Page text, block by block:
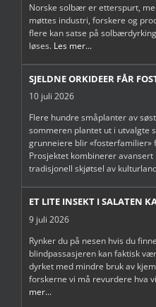
Norske solbær er etterspurt,
møttes industri, forskere og
flere kan satse på
løses. Les mer...
SJELDNE ORKIDEER FÅR
10 juli 2026
Flere hundre småplanter av
sommeren plantet ut i utvalgte
grunneiere blir «fosterfamilier»
Prosjektet kombinerer
tradisjonell skjøtsel av
ET LITE INSEKT I SALATEN
9 juli 2026
Rynker du på nesen hvis du
blindpassasjeren kan faktisk
dyrket med mindre bruk av
forskerne vi må revurdere hva
mer...